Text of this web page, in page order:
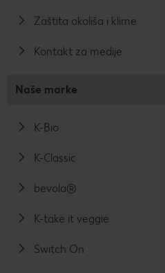
Zaštita okoliša i klime
Kontakt za medije
Naše marke
K-Bio
K-Classic
bevola®
K-take it veggie
Switch On